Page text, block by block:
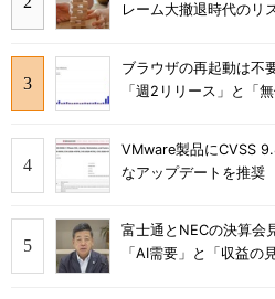
レーム大撤退時代のリ
ブラウザの再起動は
「週2リリース」と「
VMware製品にCVSS
なアップデートを推奨
富士通とNECの決算会
「AI需要」と「収益の